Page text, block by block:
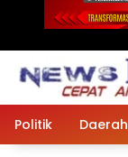
Politik Daerah